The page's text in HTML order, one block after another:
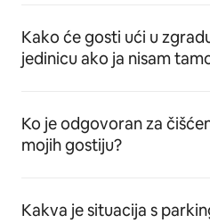
Kako će gosti ući u
jedinicu ako ja nisam
Ko je odgovoran za
mojih gostiju?
Kakva je situacija s